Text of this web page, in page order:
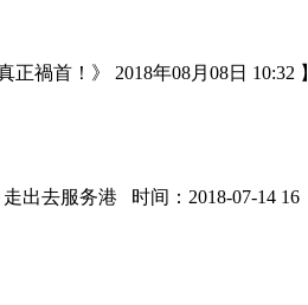
禍首！》 2018年08月08日
出去服务港 时间：2018-07-14